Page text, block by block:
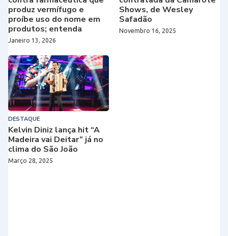
produz vermífugo e
proíbe uso do nome em
produtos; entenda
Janeiro 13, 2026
Shows, de Wesley
Safadão
Novembro 16, 2025
DESTAQUE
Kelvin Diniz lança hit “A
Madeira vai Deitar” já no
clima do São João
Março 28, 2025